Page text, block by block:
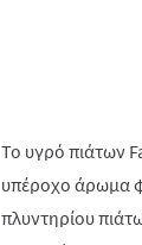
Το υγρό πιάτων
υπέροχο άρωμα
πλυντηρίου